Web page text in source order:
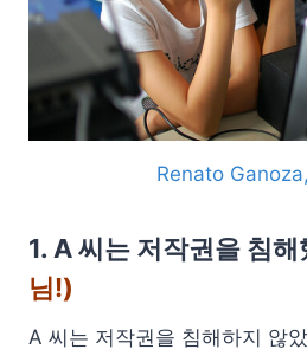
Renato
1. A 씨는 저작권을 침
님!)
A 씨는 저작권을 침해하지 않